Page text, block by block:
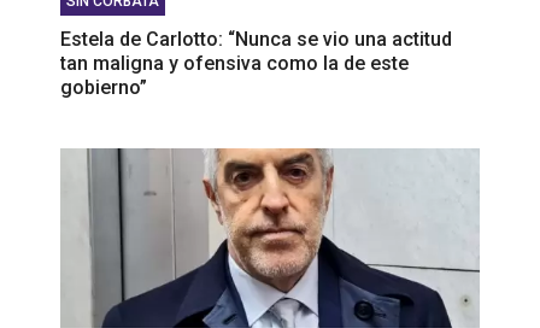
Estela de Carlotto: “Nunca se vio una actitud
tan maligna y ofensiva como la de este
gobierno”